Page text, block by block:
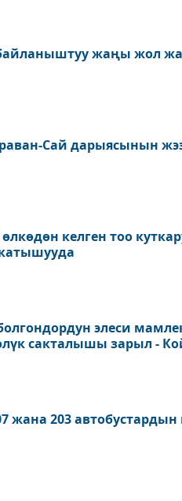
жаңы жол
Сай дарыясынын
келген тоо
элеси
сакталышы зарыл -
жана 203